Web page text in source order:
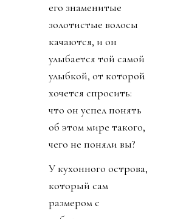
его знаменитые
золотистые волосы
качаются, и он
улыбается той самой
улыбкой, от которой
хочется спросить:
что он успел понять
об этом мире такого,
чего не поняли вы?
У кухонного острова,
который сам
размером с